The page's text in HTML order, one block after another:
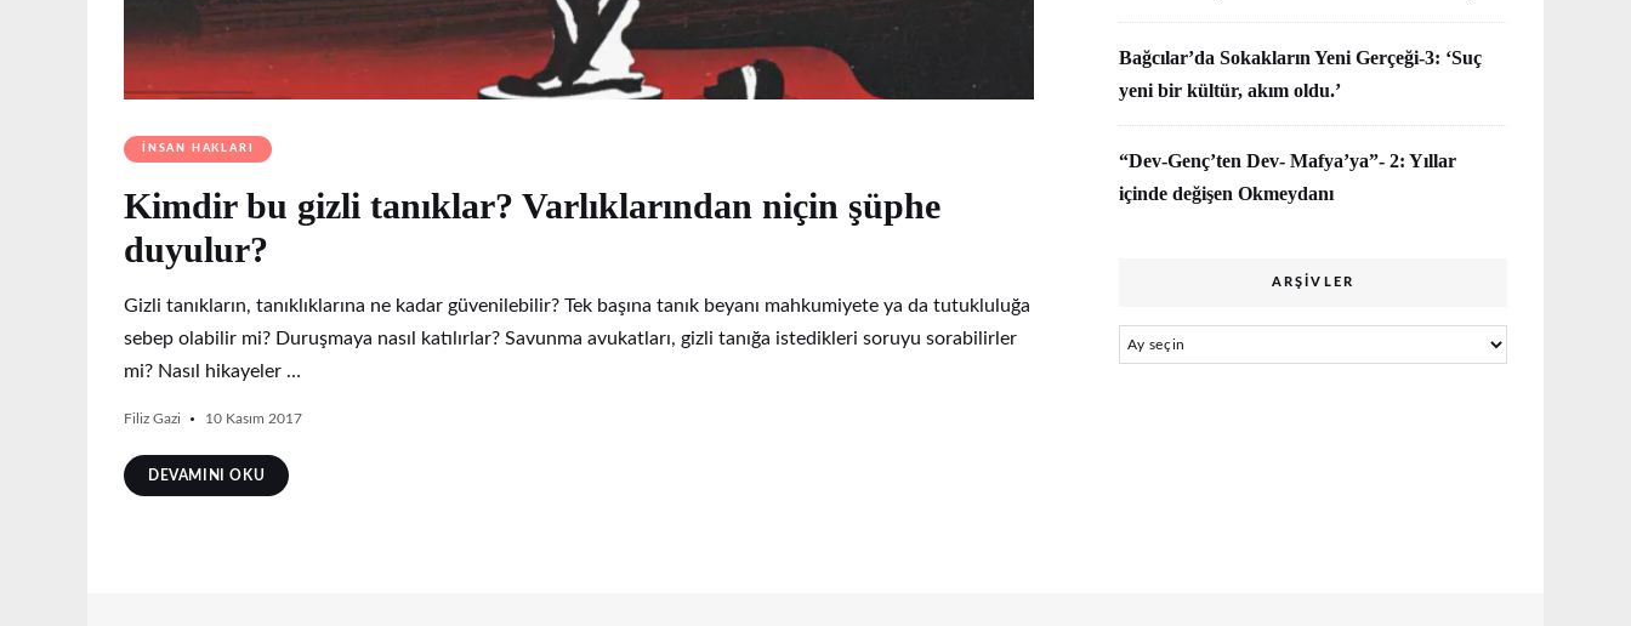
İNSAN HAKLARI
Kimdir bu gizli tanıklar? Varlıklarından niçin şüphe
duyulur?
Gizli tanıkların, tanıklıklarına ne kadar güvenilebilir? Tek başına tanık beyanı mahkumiyete ya da tutukluluğa
sebep olabilir mi? Duruşmaya nasıl katılırlar? Savunma avukatları, gizli tanığa istedikleri soruyu sorabilirler
mi? Nasıl hikayeler …
Filiz Gazi 10 Kasım 2017
DEVAMINI OKU
Bağcılar’da Sokakların Yeni Gerçeği-3: ‘Suç
yeni bir kültür, akım oldu.’
“Dev-Genç’ten Dev- Mafya’ya”- 2: Yıllar
içinde değişen Okmeydanı
ARŞIVLER
Arşivler